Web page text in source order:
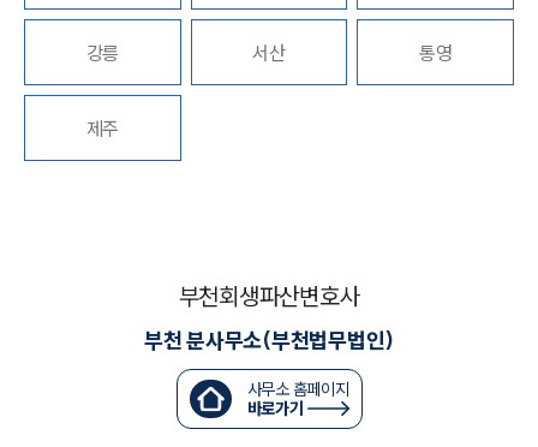
대륜법률상담예약
강릉 서산 통영
제주
부천회생파산변호사
부천 분사무소(부천법무법인)
사무소 홈페이지
바로가기